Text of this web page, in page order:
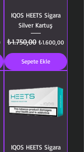
IQOS HEETS Sigara
Silver Kartuş
Normal Fiyat
₺1.750,00 İndirimli Fiyat
₺1.600,00
Sepete Ekle
IQOS HEETS Sigara